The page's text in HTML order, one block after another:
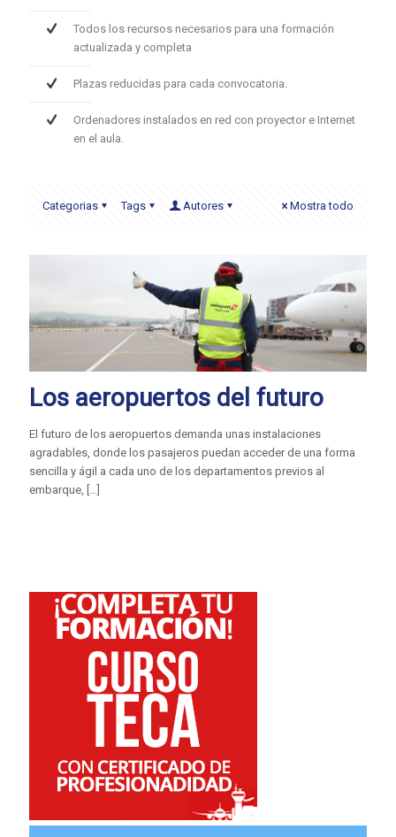
Todos los recursos necesarios para una formación
actualizada y completa
Plazas reducidas para cada convocatoria.
Ordenadores instalados en red con proyector e Internet
en el aula.
Categorias Tags Autores Mostra todo
Los aeropuertos del futuro
El futuro de los aeropuertos demanda unas instalaciones
agradables, donde los pasajeros puedan acceder de una forma
sencilla y ágil a cada uno de los departamentos previos al
embarque, […]